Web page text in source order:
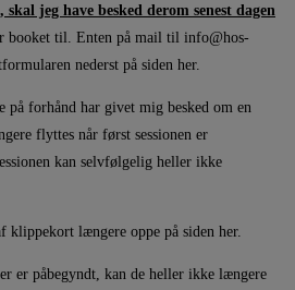
jeg have besked derom senest dagen
booket til. Enten på mail til info@hos-
nederst på siden her.
på forhånd har givet mig besked om en
flyttes når først sessionen er
kan selvfølgelig heller ikke
klippekort længere oppe på siden her.
er påbegyndt, kan de heller ikke længere